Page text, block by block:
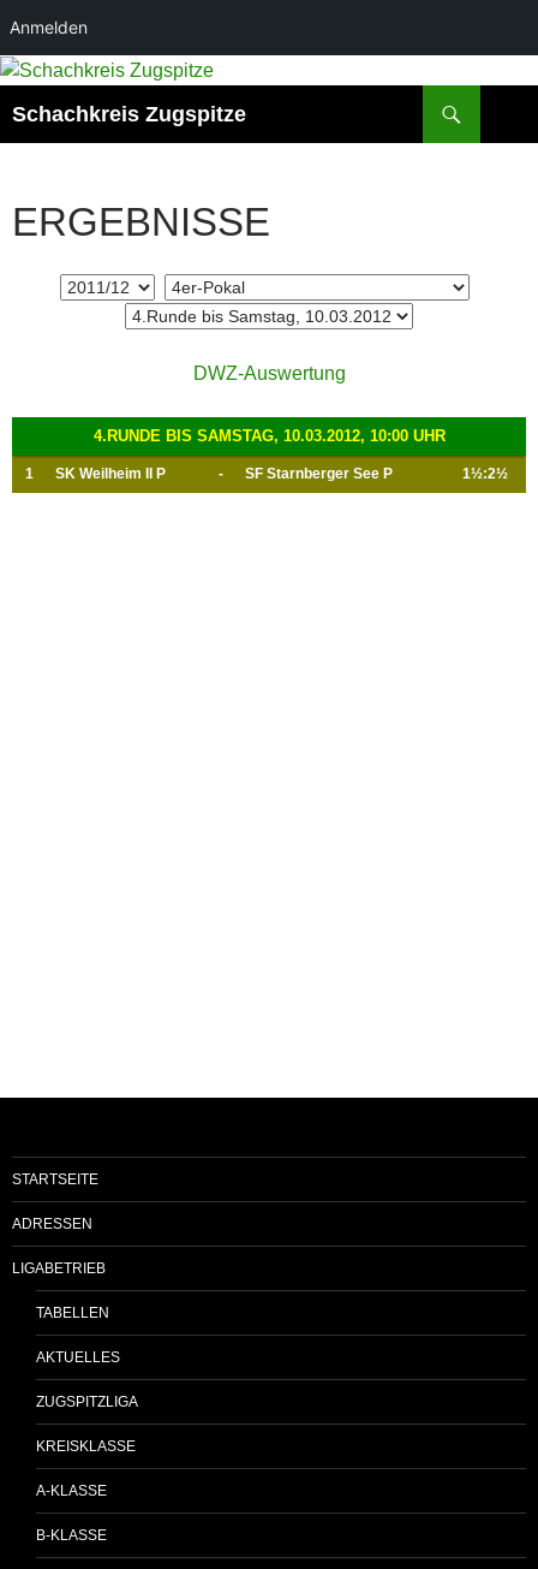
Anmelden
Zum
springen
Schachkreis Zugspitze
ERGEBNISSE
DWZ-Auswertung
4.RUNDE BIS SAMSTAG, 10.03.2012, 10:00 UHR
1 SK Weilheim II P - SF Starnberger See P 1½:2½
STARTSEITE
ADRESSEN
LIGABETRIEB
TABELLEN
AKTUELLES
ZUGSPITZLIGA
KREISKLASSE
A-KLASSE
B-KLASSE